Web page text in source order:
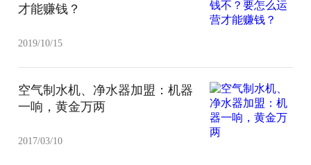
才能赚钱？
2019/10/15
空气制水机、净水器加盟：机器
一响，黄金万两
2017/03/10